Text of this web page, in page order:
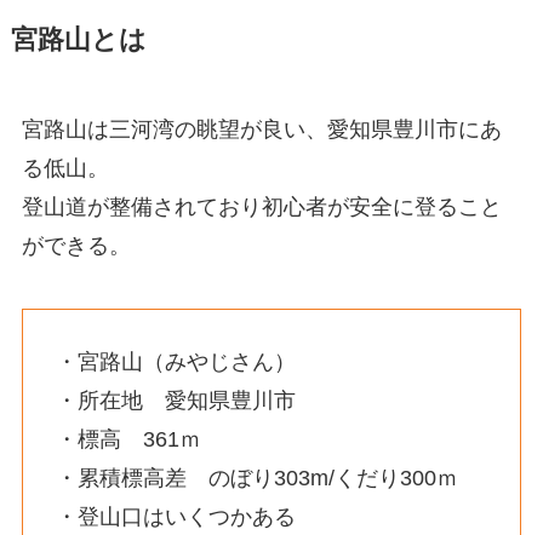
宮路山とは
宮路山は三河湾の眺望が良い、愛知県豊川市にあ
る低山。
登山道が整備されており初心者が安全に登ること
ができる。
・宮路山（みやじさん）
・所在地 愛知県豊川市
・標高 361ｍ
・累積標高差 のぼり303m/くだり300ｍ
・登山口はいくつかある